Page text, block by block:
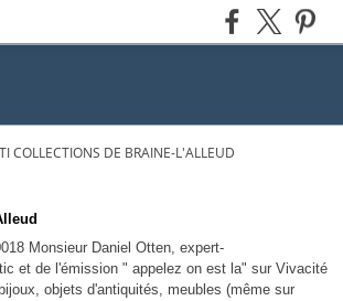
COLLECTIONS DE BRAINE-L'ALLEUD
Monsieur Daniel Otten, expert-
et de l'émission " appelez on est la" sur Vivacité
objets d'antiquités, meubles (même sur